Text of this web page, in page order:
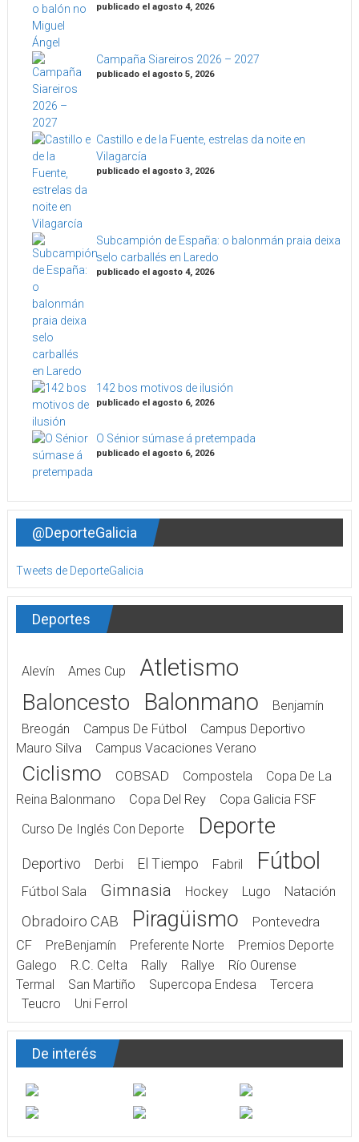
publicado el agosto 4, 2026
Campaña Siareiros 2026 – 2027
publicado el agosto 5, 2026
Castillo e de la Fuente, estrelas da noite en
Vilagarcía
publicado el agosto 3, 2026
Subcampión de España: o balonmán praia deixa
selo carballés en Laredo
publicado el agosto 4, 2026
142 bos motivos de ilusión
publicado el agosto 6, 2026
O Sénior súmase á pretempada
publicado el agosto 6, 2026
@DeporteGalicia
Tweets de DeporteGalicia
Deportes
Alevín Ames Cup Atletismo
Baloncesto Balonmano
Benjamín
Breogán
Campus De Fútbol
Campus Deportivo
Mauro Silva
Campus Vacaciones Verano
Ciclismo COBSAD Compostela
Copa De La
Reina Balonmano
Copa Del Rey
Copa Galicia FSF
Curso De Inglés Con Deporte
Deporte
Deportivo Derbi El Tiempo Fabril Fútbol
Fútbol Sala Gimnasia Hockey Lugo Natación
Obradoiro CAB Piragüismo
Pontevedra
CF
PreBenjamín Preferente Norte
Premios Deporte
Galego
R.C. Celta Rally Rallye
Río Ourense
Termal
San Martiño Supercopa Endesa
Tercera
Teucro
Uni Ferrol
De interés